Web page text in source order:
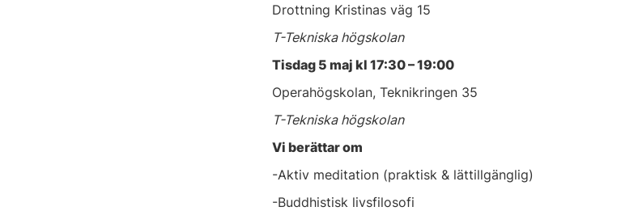
Drottning Kristinas väg 15
T-Tekniska högskolan
Tisdag 5 maj kl 17:30 – 19:00
Operahögskolan, Teknikringen 35
T-Tekniska högskolan
Vi berättar om
-Aktiv meditation (praktisk & lättillgänglig)
-Buddhistisk livsfilosofi